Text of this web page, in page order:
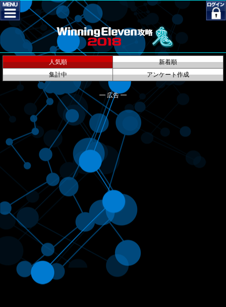
人気順
新着順
集計中
アンケート作成
━ 広告 ━